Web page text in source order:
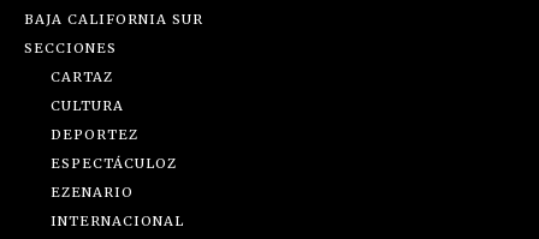
BAJA CALIFORNIA SUR
SECCIONES
CARTAZ
CULTURA
DEPORTEZ
ESPECTÁCULOZ
EZENARIO
INTERNACIONAL